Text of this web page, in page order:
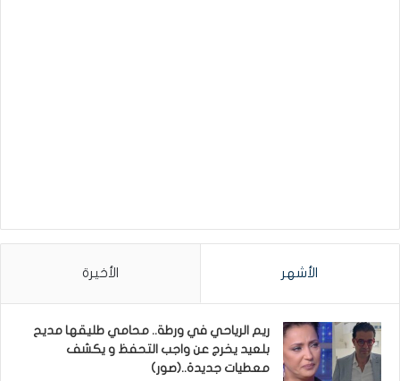
الأشهر الأخيرة
ريم الرياحي في ورطة.. محامي طليقها مديح
بلعيد يخرج عن واجب التحفظ و يكشف
معطيات جديدة..(صور)